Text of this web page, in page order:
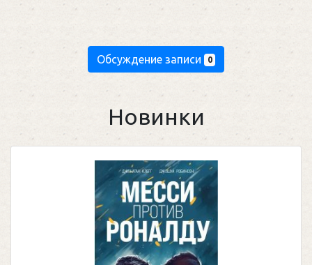
Обсуждение записи 0
Новинки